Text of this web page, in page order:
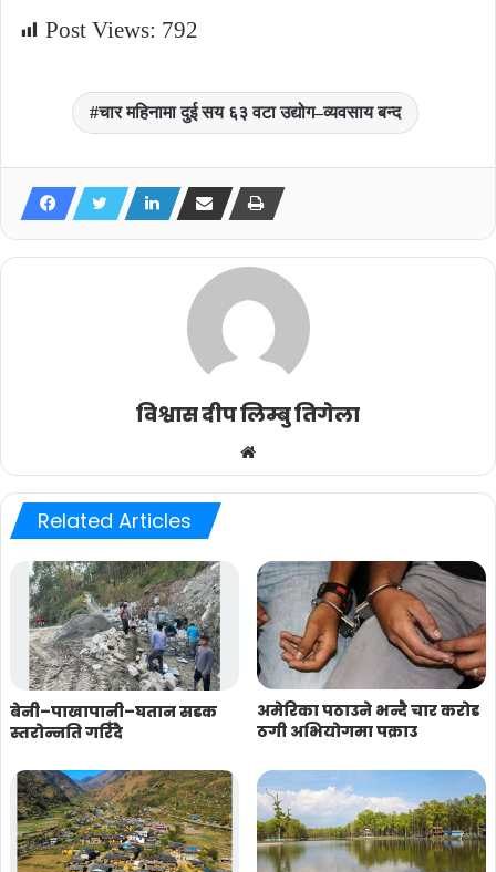
Post Views: 792
चार महिनामा दुई सय ६३ वटा उद्योग–व्यवसाय बन्द
विश्वास दीप लिम्बु तिगेला
Website
Related Articles
बेनी–पाखापानी–घतान सडक
स्तरोन्नति गरिँदै
अमेरिका पठाउने भन्दै चार करोड
ठगी अभियोगमा पक्राउ